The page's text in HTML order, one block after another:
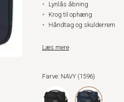
Lynlås åbning
Krog til ophæng
Håndtag og skulderrem
Læs mere
Farve: NAVY (1596)